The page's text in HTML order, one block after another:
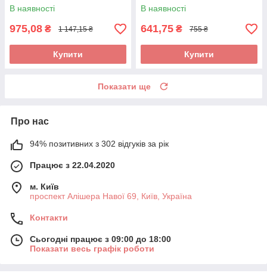
В наявності
975,08 ₴ 1 147,15 ₴
Купити
В наявності
641,75 ₴ 755 ₴
Купити
Показати ще
Про нас
94% позитивних з 302 відгуків за рік
Працює з 22.04.2020
м. Київ
проспект Алішера Навої 69, Київ, Україна
Контакти
Сьогодні працює з 09:00 до 18:00
Показати весь графік роботи